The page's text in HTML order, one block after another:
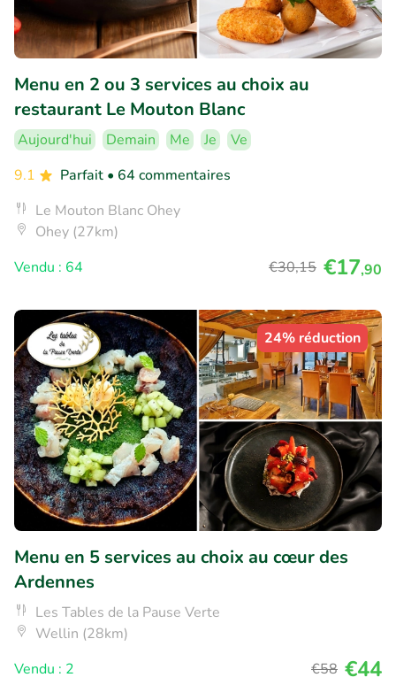
Menu en 2 ou 3 services au choix au
restaurant Le Mouton Blanc
Aujourd'hui Demain Me Je
Ve
9.1
Parfait • 64 commentaires
Le Mouton Blanc Ohey
Ohey (27km)
Vendu : 64
€30,15 €17,90
24% réduction
Menu en 5 services au choix au cœur des
Ardennes
Les Tables de la Pause Verte
Wellin (28km)
Vendu : 2
€58 €44